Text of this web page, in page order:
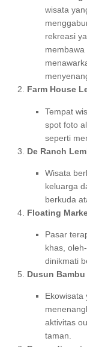
wisata
rekreasi
Farm House
Tempat
spot foto
seperti
De Ranch
Wisata
keluarga
berkuda
Floating
Pasar
khas,
dinikmati
Dusun Bambu
Ekowisata
aktivitas
taman.